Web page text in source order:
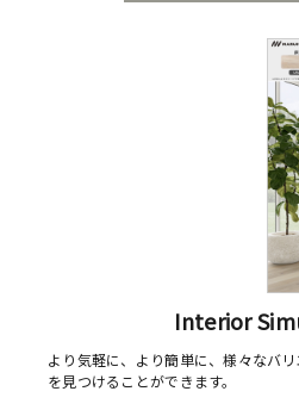
Interior
より気軽に、より簡単に、様々なバ
を見つけることができます。